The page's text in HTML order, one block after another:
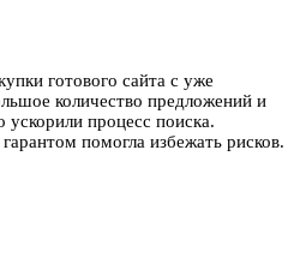
готового сайта с уже
количество предложений и
ускорили процесс поиска.
помогла избежать рисков.